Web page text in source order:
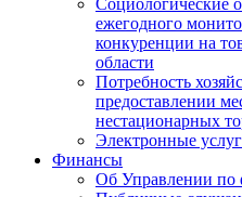
Социологические
ежегодного
конкуренции на
области
Потребность
предоставлении
нестационарных
Электронные
Финансы
Об Управлении по